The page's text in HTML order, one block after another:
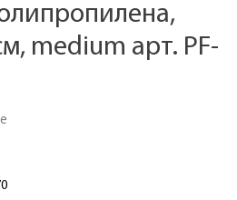
medium арт. PF-